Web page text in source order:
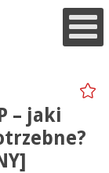
– jaki